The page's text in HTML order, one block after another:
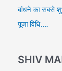
बांधने का सबसे
पूजा विधि….
SHIV